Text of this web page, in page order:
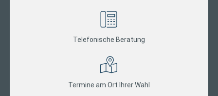
Telefonische Beratung
Termine am Ort Ihrer Wahl